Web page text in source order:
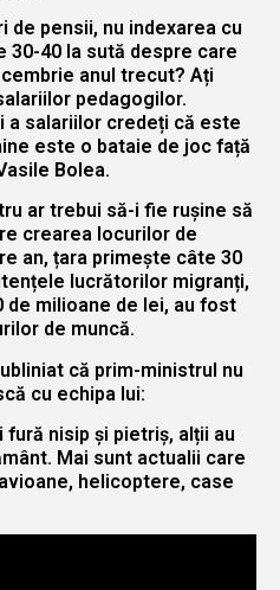
de pensii, nu indexarea cu
30-40 la sută despre care
anul trecut? Ați
pedagogilor.
a salariilor credeți că este
este o bataie de joc față
Bolea.
ar trebui să-i fie rușine să
crearea locurilor de
an, țara primește câte 30
lucrătorilor migranți,
de milioane de lei, au fost
de muncă.
că prim-ministrul nu
cu echipa lui:
fură nisip și pietriș, alții au
Mai sunt actualii care
helicoptere, case